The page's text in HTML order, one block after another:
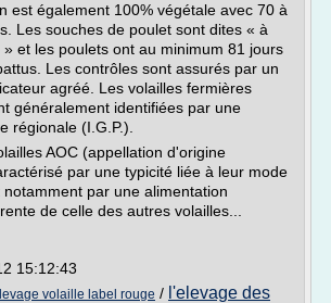
est également 100% végétale avec 70 à
Les souches de poulet sont dites « à
et les poulets ont au minimum 81 jours
Les contrôles sont assurés par un
agréé. Les volailles fermières
généralement identifiées par une
régionale (I.G.P.).
AOC (appellation d'origine
par une typicité liée à leur mode
par une alimentation
de celle des autres volailles...
15:12:43
volaille label rouge / l'elevage des